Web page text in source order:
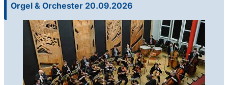
Orgel & Orchester 20.09.2026